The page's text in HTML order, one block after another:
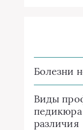
Болезни
Виды
различия